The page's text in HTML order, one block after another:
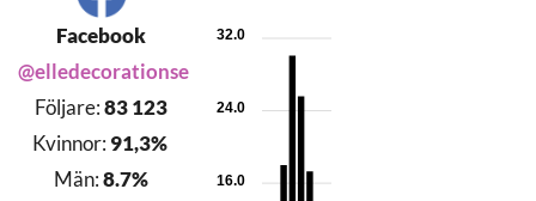
Facebook
@elledecorationse
Följare:83 123
Kvinnor: 91,3%
Män:8.7%
32.0
24.0
16.0